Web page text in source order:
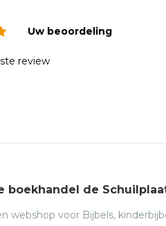
Uw beoordeling
review
boekhandel de
webshop voor Bijbels,